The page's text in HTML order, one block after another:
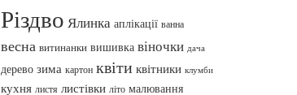
Різдво Ялинка аплікації ванна
весна витинанки вишивка віночки дача
дерево зима картон квіти квітники клумби
кухня листя листівки літо малювання